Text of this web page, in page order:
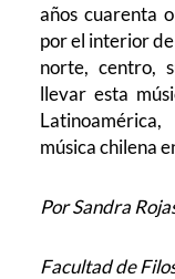
años cuarenta
por el interior
norte, centro,
llevar esta
música chilena
Por Sandra
Facultad de